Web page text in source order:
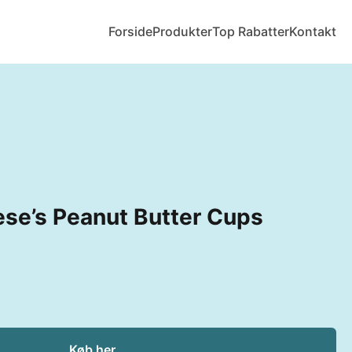
ForsideProdukterTop RabatterKontakt
Peanut Butter Cups